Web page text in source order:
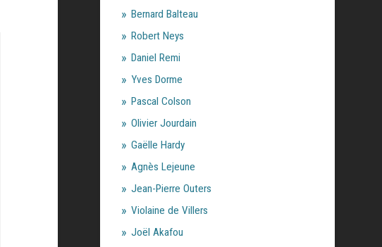
Bernard Balteau
Robert Neys
Daniel Remi
Yves Dorme
Pascal Colson
Olivier Jourdain
Gaëlle Hardy
Agnès Lejeune
Jean-Pierre Outers
Violaine de Villers
Joël Akafou